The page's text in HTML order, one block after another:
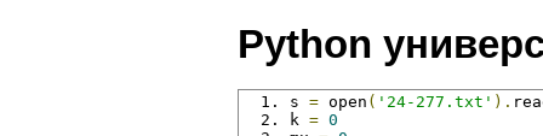
Python
s = open ( '24-277.txt' ).
k = 0